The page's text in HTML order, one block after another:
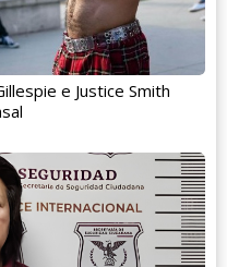
e Justice Smith